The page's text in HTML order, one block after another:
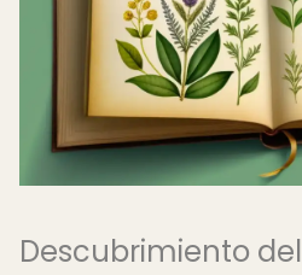
Descubrimiento